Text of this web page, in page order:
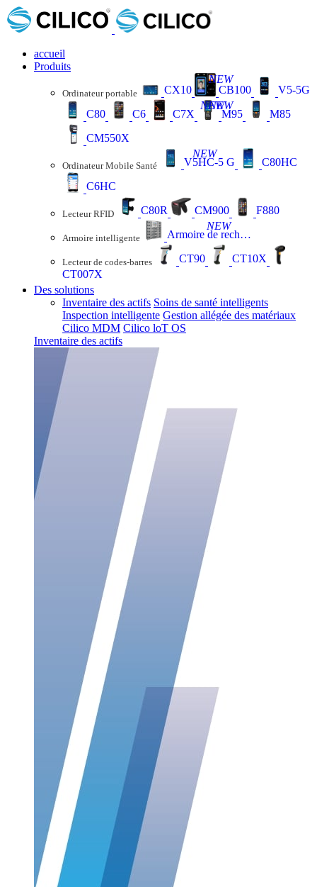
accueil
Produits
Ordinateur portable CX10 CB100
NEW
V5-5G
NEW
C80 C6 C7X M95
NEW
M85
CM550X
Ordinateur Mobile Santé V5HC-5 G
NEW
C80HC
C6HC
Lecteur RFID C80R CM900 F880
Armoire intelligente Armoire de recharge
NEW
Lecteur de codes-barres CT90
CT10X
CT007X
Des solutions
Inventaire des actifs Soins de santé intelligents
Inspection intelligente Gestion allégée des matériaux
Cilico MDM Cilico loT OS
Inventaire des actifs